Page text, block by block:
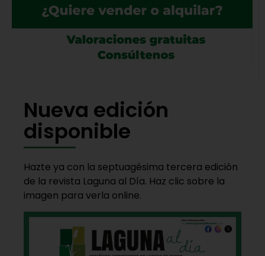
Nueva edición
disponible
Hazte ya con la septuagésima tercera edición
de la revista Laguna al Día. Haz clic sobre la
imagen para verla online.